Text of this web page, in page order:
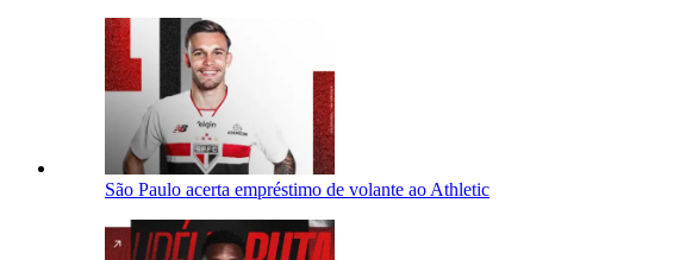
São Paulo acerta empréstimo de volante ao Athletic